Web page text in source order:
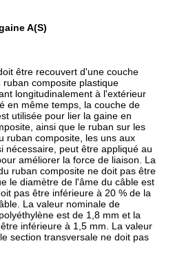
A(S)
être recouvert d'une couche
composite plastique
longitudinalement à l'extérieur
en même temps, la couche de
utilisée pour lier la gaine en
ainsi que le ruban sur les
ruban composite, les uns aux
nécessaire, peut être appliqué au
améliorer la force de liaison. La
ruban composite ne doit pas être
le diamètre de l'âme du câble est
pas être inférieure à 20 % de la
La valeur nominale de
est de 1,8 mm et la
inférieure à 1,5 mm. La valeur
section transversale ne doit pas